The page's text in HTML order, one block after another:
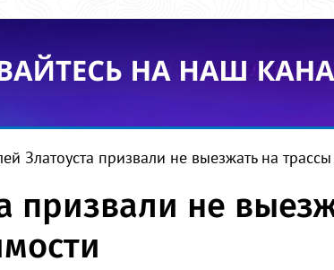
Златоуста призвали не выезжать на
призвали не